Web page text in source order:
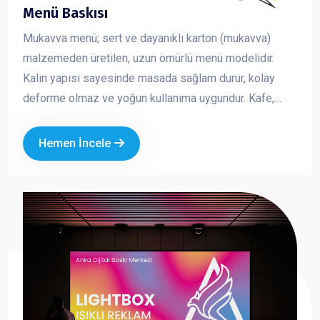
Menü Baskısı
Mukavva menü; sert ve dayanıklı karton (mukavva)
malzemeden üretilen, uzun ömürlü menü modelidir.
Kalın yapısı sayesinde masada sağlam durur, kolay
deforme olmaz ve yoğun kullanıma uygundur. Kafe,
pratik bir çözümdür. Marka kimliğinizi güçlü ve düzenli
bir şekilde yansıtmanıza yardımcı olur.
Hemen İncele